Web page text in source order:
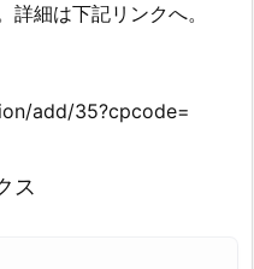
細は下記リンクへ。
add/35?cpcode=
ス